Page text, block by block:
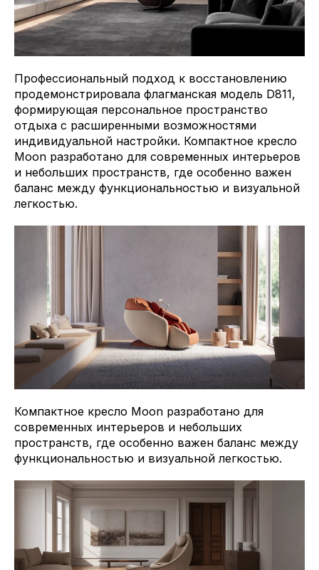
Профессиональный подход к восстановлению
продемонстрировала флагманская модель D811,
формирующая персональное пространство
отдыха с расширенными возможностями
индивидуальной настройки. Компактное кресло
Moon разработано для современных интерьеров
и небольших пространств, где особенно важен
баланс между функциональностью и визуальной
легкостью.
Компактное кресло Moon разработано для
современных интерьеров и небольших
пространств, где особенно важен баланс между
функциональностью и визуальной легкостью.